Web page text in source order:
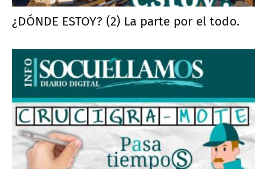
¿DÓNDE ESTOY? (2) La parte por el todo.